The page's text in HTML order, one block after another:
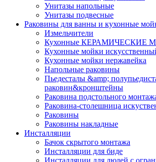
Унитазы напольные
Унитазы подвесные
Раковины для ванны и кухонные
Измельчители
Кухонные КЕРАМИЧЕСКИЕ
Кухонные мойки
Кухонные мойки нержавейка
Напольные раковины
Пьедесталы &amp;
раковин&кронштейны
Раковина подстольного
Раковина-столешница
Раковины
Раковины накладные
Инсталляции
Бачок скрытого монтажа
Инсталляции для биде
Инсталляции для людей с